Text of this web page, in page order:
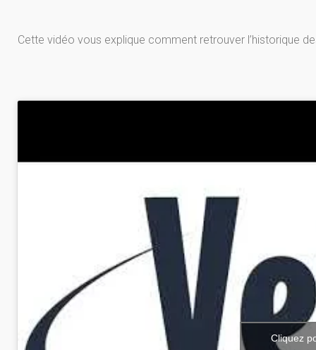
Cette vidéo vous explique comment retrouver l’historique
Cliquez